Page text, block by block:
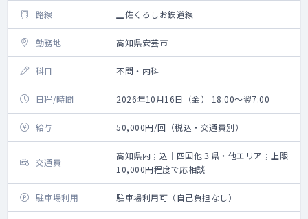
路線 土佐くろしお鉄道線
勤務地 高知県安芸市
科目 不問・内科
日程/時間 2026年10月16日（金） 18:00～翌7:00
給与 50,000円/回（税込・交通費別）
交通費
高知県内；込｜四国他３県・他エリア；上限
10,000円程度で応相談
駐車場利用 駐車場利用可（自己負担なし）